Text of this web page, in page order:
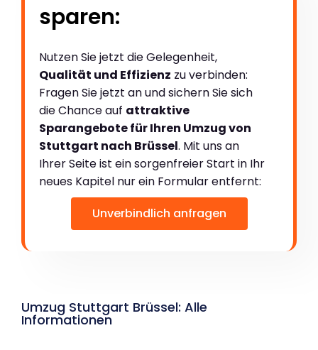
sparen:
Nutzen Sie jetzt die Gelegenheit,
Qualität und Effizienz zu verbinden:
Fragen Sie jetzt an und sichern Sie sich
die Chance auf attraktive
Sparangebote für Ihren Umzug von
Stuttgart nach Brüssel. Mit uns an
Ihrer Seite ist ein sorgenfreier Start in Ihr
neues Kapitel nur ein Formular entfernt:
Unverbindlich anfragen
Umzug Stuttgart Brüssel: Alle
Informationen